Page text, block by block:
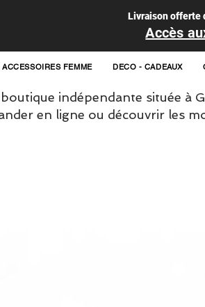
Livraison offerte
Accès
ACCESSOIRES FEMME DECO - CADEAUX
indépendante située à
en ligne ou découvrir les